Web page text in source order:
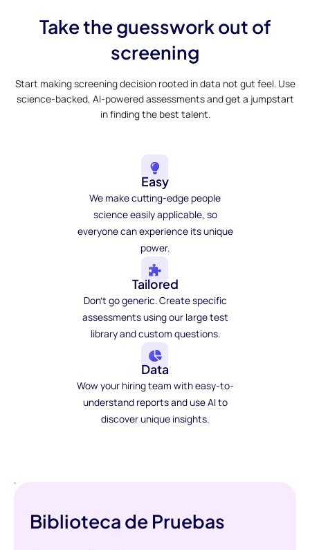
Take the guesswork out of
screening
Start making screening decision rooted in data not gut feel. Use
science-backed, AI-powered assessments and get a jumpstart
in finding the best talent.
Easy
We make cutting-edge people
science easily applicable, so
everyone can experience its unique
power.
Tailored
Don't go generic. Create specific
assessments using our large test
library and custom questions.
Data
Wow your hiring team with easy-to-
understand reports and use AI to
discover unique insights.
Biblioteca de Pruebas